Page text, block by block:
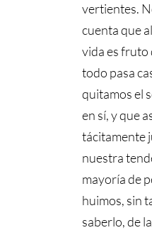
vertientes.
cuenta que
vida es fruto
todo pasa
quitamos el
en sí, y que
tácitamente
nuestra
mayoría de
huimos, sin
saberlo, de la